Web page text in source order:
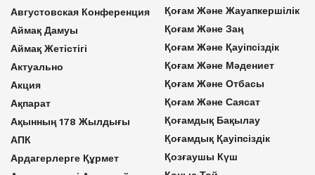
Августовская Конференция
Аймақ Дамуы
Аймақ Жетістігі
Актуально
Акция
Ақпарат
Ақынның 178 Жылдығы
АПК
Ардагерлерге Құрмет
Қоғам Және Жауапкершілік
Қоғам Және Заң
Қоғам Және Қауіпсіздік
Қоғам Және Мәдениет
Қоғам Және Отбасы
Қоғам Және Саясат
Қоғамдық Бақылау
Қоғамдық Қауіпсіздік
Қозғаушы Күш